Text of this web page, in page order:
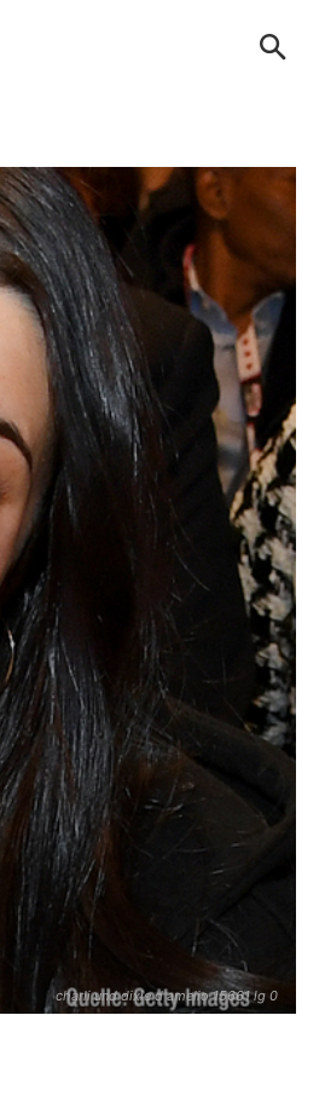
charli und dixie d amelio 15661 lg 0